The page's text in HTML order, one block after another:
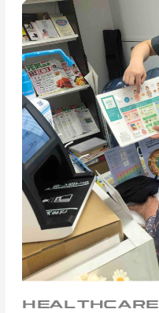
HEALTHCARE